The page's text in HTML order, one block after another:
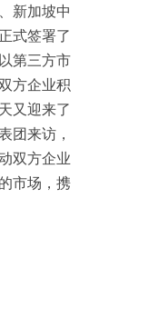
新加坡中
式签署了
第三方市
方企业积
又迎来了
团来访，
双方企业
市场，携